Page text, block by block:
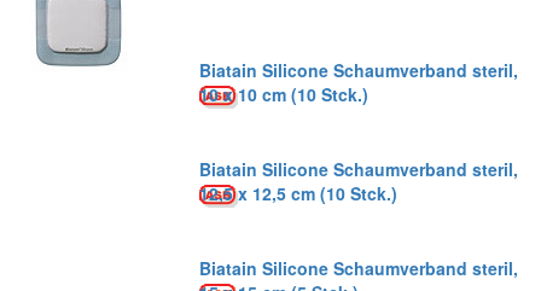
Biatain Silicone Schaumverband steril,
10 x 10 cm (10 Stck.)
Biatain Silicone Schaumverband steril,
12,5 x 12,5 cm (10 Stck.)
Biatain Silicone Schaumverband steril,